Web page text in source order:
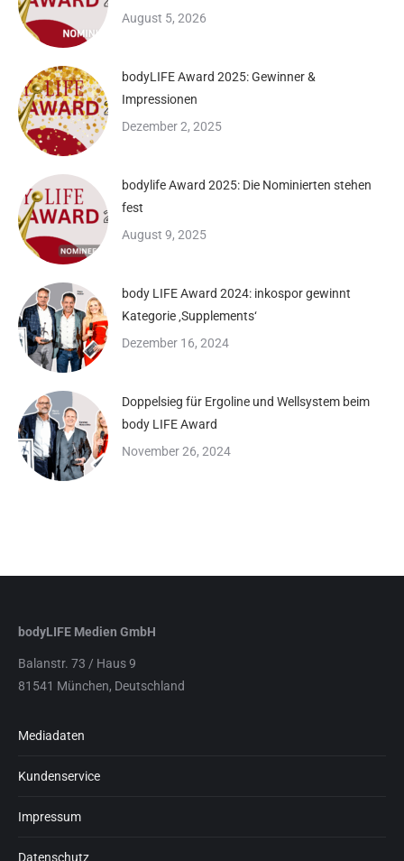
August 5, 2026
bodyLIFE Award 2025: Gewinner &
Impressionen
Dezember 2, 2025
bodylife Award 2025: Die Nominierten stehen
fest
August 9, 2025
body LIFE Award 2024: inkospor gewinnt
Kategorie ‚Supplements‘
Dezember 16, 2024
Doppelsieg für Ergoline und Wellsystem beim
body LIFE Award
November 26, 2024
bodyLIFE Medien GmbH
Balanstr. 73 / Haus 9
81541 München, Deutschland
Mediadaten
Kundenservice
Impressum
Datenschutz